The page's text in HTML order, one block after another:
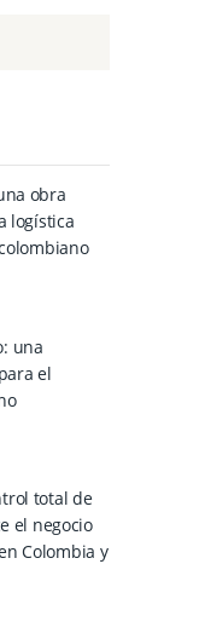
obra
logística
una
el
total de
el negocio
Colombia y